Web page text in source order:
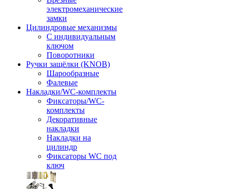
электромеханические
замки
Цилиндровые механизмы
С индивидуальным
ключом
Поворотники
Ручки защёлки (KNOB)
Шарообразные
Фалевые
Накладки/WC-комплекты
Фиксаторы/WC-
комплекты
Декоративные
накладки
Накладки на
цилиндр
Фиксаторы WC под
ключ